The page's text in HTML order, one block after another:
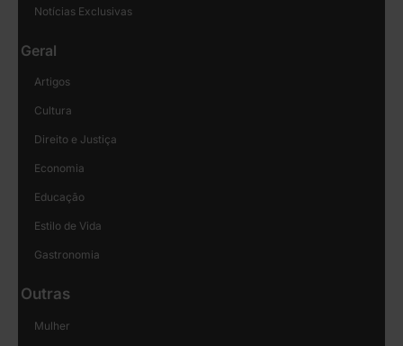
Notícias Exclusivas
Geral
Artigos
Cultura
Direito e Justiça
Economia
Educação
Estilo de Vida
Gastronomia
Outras
Mulher